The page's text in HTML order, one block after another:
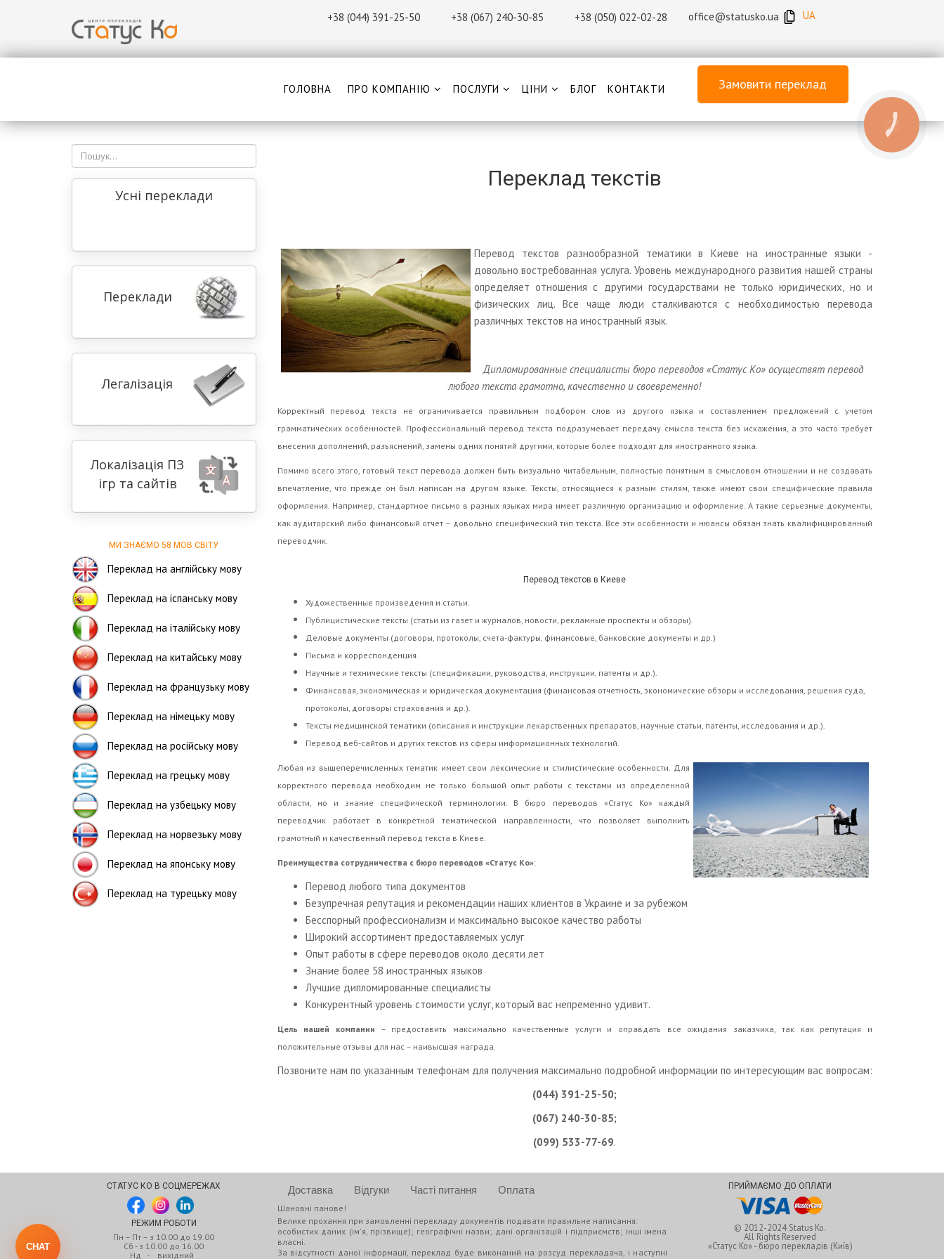
+38 (044) 391-25-50 +38 (067) 240-30-85 +38 (050) 022-02-28 office@statusko.ua UA
ГОЛОВНА ПРО КОМПАНІЮ ПОСЛУГИ ЦІНИ БЛОГ КОНТАКТИ Замовити переклад
Усні переклади
Переклади
Легалізація
Локалізація ПЗ
ігр та сайтів
МИ ЗНАЄМО 58 МОВ СВІТУ
Переклад на англійську мову
Переклад на іспанську мову
Переклад на італійську мову
Переклад на китайську мову
Переклад на французьку мову
Переклад на німецьку мову
Переклад на російську мову
Переклад на грецьку мову
Переклад на узбецьку мову
Переклад на норвезьку мову
Переклад на японську мову
Переклад на турецьку мову
Переклад текстів
Перевод текстов разнообразной тематики в Киеве на иностранные языки -
довольно востребованная услуга. Уровень международного развития нашей страны
определяет отношения с другими государствами не только юридических, но и
физических лиц. Все чаще люди сталкиваются с необходимостью перевода
различных текстов на иностранный язык.
Дипломированные специалисты бюро переводов «Статус Ко» осуществят перевод
любого текста грамотно, качественно и своевременно!
Корректный перевод текста не ограничивается правильным подбором слов из другого языка и составлением предложений с учетом
грамматических особенностей. Профессиональный перевод текста подразумевает передачу смысла текста без искажения, а это часто требует
внесения дополнений, разъяснений, замены одних понятий другими, которые более подходят для иностранного языка.
Помимо всего этого, готовый текст перевода должен быть визуально читабельным, полностью понятным в смысловом отношении и не создавать
впечатление, что прежде он был написан на другом языке. Тексты, относящиеся к разным стилям, также имеют свои специфические правила
оформления. Например, стандартное письмо в разных языках мира имеет различную организацию и оформление. А такие серьезные документы,
как аудиторский либо финансовый отчет – довольно специфический тип текста. Все эти особенности и нюансы обязан знать квалифицированный
переводчик.
Перевод текстов в Киеве
Художественные произведения и статьи.
Публицистические тексты (статьи из газет и журналов, новости, рекламные проспекты и обзоры).
Деловые документы (договоры, протоколы, счета-фактуры, финансовые, банковские документы и др.)
Письма и корреспонденция.
Научные и технические тексты (спецификации, руководства, инструкции, патенты и др.).
Финансовая, экономическая и юридическая документация (финансовая отчетность, экономические обзоры и исследования, решения суда,
протоколы, договоры страхования и др.).
Тексты медицинской тематики (описания и инструкции лекарственных препаратов, научные статьи, патенты, исследования и др.).
Перевод веб-сайтов и других текстов из сферы информационных технологий.
Любая из вышеперечисленных тематик имеет свои лексические и стилистические особенности. Для
корректного перевода необходим не только большой опыт работы с текстами из определенной
области, но и знание специфической терминологии. В бюро переводов «Статус Ко» каждый
переводчик работает в конкретной тематической направленности, что позволяет выполнить
грамотный и качественный перевод текста в Киеве.
Преимущества сотрудничества с бюро переводов «Статус Ко»:
Перевод любого типа документов
Безупречная репутация и рекомендации наших клиентов в Украине и за рубежом
Бесспорный профессионализм и максимально высокое качество работы
Широкий ассортимент предоставляемых услуг
Опыт работы в сфере переводов около десяти лет
Знание более 58 иностранных языков
Лучшие дипломированные специалисты
Конкурентный уровень стоимости услуг, который вас непременно удивит.
Цель нашей компании – предоставить максимально качественные услуги и оправдать все ожидания заказчика, так как репутация и
положительные отзывы для нас – наивысшая награда.
Позвоните нам по указанным телефонам для получения максимально подробной информации по интересующим вас вопросам:
(044) 391-25-50;
(067) 240-30-85;
(099) 533-77-69.
СТАТУС КО В СОЦМЕРЕЖАХ
РЕЖИМ РОБОТИ
Пн – Пт – з 10.00 до 19.00
Сб - з 10.00 до 16.00
Нд - вихідний
Доставка Відгуки Часті питання Оплата
Шановні панове!
Велике прохання при замовленні перекладу документів подавати правильне написання:
особистих даних (ім'я, прізвище); географічні назви; дані організацій і підприємств; інші імена
власні.
За відсутності даної інформації, переклад буде виконаний на розсуд перекладача, і наступні
ПРИЙМАЄМО ДО ОПЛАТИ
© 2012-2024Status Ko.
All Rights Reserved
«Статус Ко» - бюро перекладів (Київ)
CHAT
КНОПКА
ЗВ'ЯЗКУ